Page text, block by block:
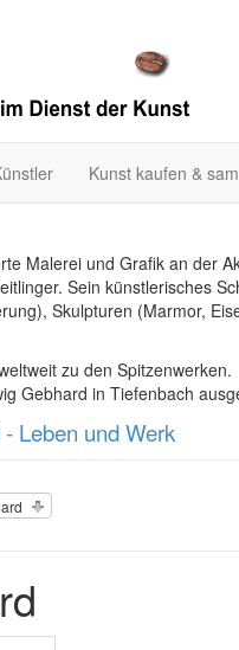
Kunst kaufen &
Malerei und Grafik an der
Sein künstlerisches
Skulpturen (Marmor,
zu den Spitzenwerken.
Gebhard in Tiefenbach
Leben und Werk